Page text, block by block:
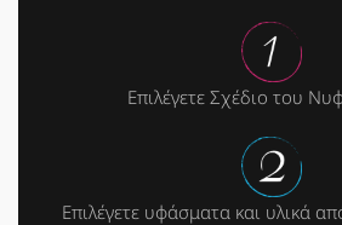
Επιλέγετε Σχέδιο του
Επιλέγετε υφάσματα και υλικά